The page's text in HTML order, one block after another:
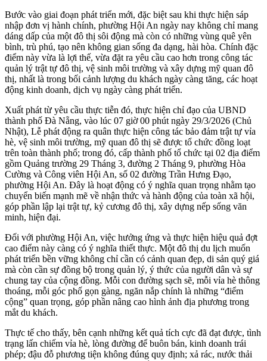
Bước vào giai đoạn phát triển mới, đặc biệt sau khi thực hiện sáp
nhập đơn vị hành chính, phường Hội An ngày nay không chỉ mang
dáng dấp của một đô thị sôi động mà còn có những vùng quê yên
bình, trù phú, tạo nên không gian sống đa dạng, hài hòa. Chính đặc
điểm này vừa là lợi thế, vừa đặt ra yêu cầu cao hơn trong công tác
quản lý trật tự đô thị, vệ sinh môi trường và xây dựng mỹ quan đô
thị, nhất là trong bối cảnh lượng du khách ngày càng tăng, các hoạt
động kinh doanh, dịch vụ ngày càng phát triển.
Xuất phát từ yêu cầu thực tiễn đó, thực hiện chỉ đạo của UBND
thành phố Đà Nẵng, vào lúc 07 giờ 00 phút ngày 29/3/2026 (Chủ
Nhật), Lễ phát động ra quân thực hiện công tác bảo đảm trật tự vỉa
hè, vệ sinh môi trường, mỹ quan đô thị sẽ được tổ chức đồng loạt
trên toàn thành phố; trong đó, cấp thành phố tổ chức tại 02 địa điểm
gồm Quảng trường 29 Tháng 3, đường 2 Tháng 9, phường Hòa
Cường và Công viên Hội An, số 02 đường Trần Hưng Đạo,
phường Hội An. Đây là hoạt động có ý nghĩa quan trọng nhằm tạo
chuyển biến mạnh mẽ về nhận thức và hành động của toàn xã hội,
góp phần lập lại trật tự, kỷ cương đô thị, xây dựng nếp sống văn
minh, hiện đại.
Đối với phường Hội An, việc hưởng ứng và thực hiện hiệu quả đợt
cao điểm này càng có ý nghĩa thiết thực. Một đô thị du lịch muốn
phát triển bền vững không chỉ cần có cảnh quan đẹp, di sản quý giá
mà còn cần sự đồng bộ trong quản lý, ý thức của người dân và sự
chung tay của cộng đồng. Mỗi con đường sạch sẽ, mỗi vỉa hè thông
thoáng, mỗi góc phố gọn gàng, ngăn nắp chính là những “điểm
cộng” quan trọng, góp phần nâng cao hình ảnh địa phương trong
mắt du khách.
Thực tế cho thấy, bên cạnh những kết quả tích cực đã đạt được, tình
trạng lấn chiếm vỉa hè, lòng đường để buôn bán, kinh doanh trái
phép; đậu đỗ phương tiện không đúng quy định; xả rác, nước thải